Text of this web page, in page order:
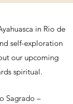
in Rio de
self-exploration
our upcoming
spiritual.
Sagrado –